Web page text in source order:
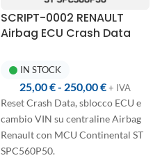
SCRIPT-0002 RENAULT
Airbag ECU Crash Data
Programmer
IN STOCK
25,00€- 250,00€+ IVA
Reset Crash Data, sblocco ECU e
cambio VIN su centraline Airbag
Renault con MCU Continental ST
SPC560P50.